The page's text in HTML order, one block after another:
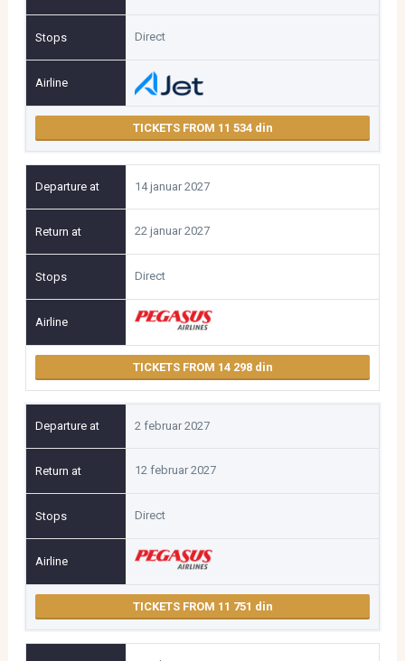
Direct
TICKETS FROM 11 534
14 januar 2027
22 januar 2027
Direct
TICKETS FROM 14 298
2 februar 2027
12 februar 2027
Direct
TICKETS FROM 11 751